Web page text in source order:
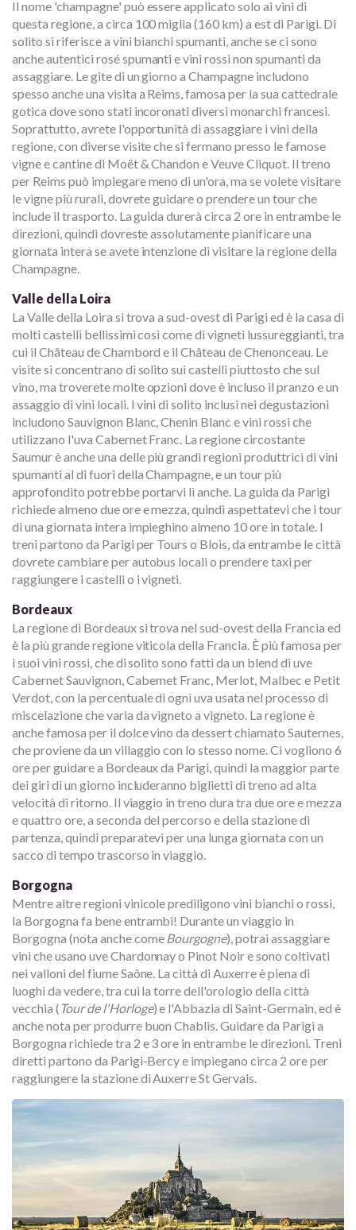
Il nome 'champagne' può essere applicato solo ai vini di
questa regione, a circa 100 miglia (160 km) a est di Parigi. Di
solito si riferisce a vini bianchi spumanti, anche se ci sono
anche autentici rosé spumanti e vini rossi non spumanti da
assaggiare. Le gite di un giorno a Champagne includono
spesso anche una visita a Reims, famosa per la sua cattedrale
gotica dove sono stati incoronati diversi monarchi francesi.
Soprattutto, avrete l'opportunità di assaggiare i vini della
regione, con diverse visite che si fermano presso le famose
vigne e cantine di Moët & Chandon e Veuve Cliquot. Il treno
per Reims può impiegare meno di un'ora, ma se volete visitare
le vigne più rurali, dovrete guidare o prendere un tour che
include il trasporto. La guida durerà circa 2 ore in entrambe le
direzioni, quindi dovreste assolutamente pianificare una
giornata intera se avete intenzione di visitare la regione della
Champagne.
Valle della Loira
La Valle della Loira si trova a sud-ovest di Parigi ed è la casa di
molti castelli bellissimi così come di vigneti lussureggianti, tra
cui il Château de Chambord e il Château de Chenonceau. Le
visite si concentrano di solito sui castelli piuttosto che sul
vino, ma troverete molte opzioni dove è incluso il pranzo e un
assaggio di vini locali. I vini di solito inclusi nei degustazioni
includono Sauvignon Blanc, Chenin Blanc e vini rossi che
utilizzano l'uva Cabernet Franc. La regione circostante
Saumur è anche una delle più grandi regioni produttrici di vini
spumanti al di fuori della Champagne, e un tour più
approfondito potrebbe portarvi lì anche. La guida da Parigi
richiede almeno due ore e mezza, quindi aspettatevi che i tour
di una giornata intera impieghino almeno 10 ore in totale. I
treni partono da Parigi per Tours o Blois, da entrambe le città
dovrete cambiare per autobus locali o prendere taxi per
raggiungere i castelli o i vigneti.
Bordeaux
La regione di Bordeaux si trova nel sud-ovest della Francia ed
è la più grande regione viticola della Francia. È più famosa per
i suoi vini rossi, che di solito sono fatti da un blend di uve
Cabernet Sauvignon, Cabernet Franc, Merlot, Malbec e Petit
Verdot, con la percentuale di ogni uva usata nel processo di
miscelazione che varia da vigneto a vigneto. La regione è
anche famosa per il dolce vino da dessert chiamato Sauternes,
che proviene da un villaggio con lo stesso nome. Ci vogliono 6
ore per guidare a Bordeaux da Parigi, quindi la maggior parte
dei giri di un giorno includeranno biglietti di treno ad alta
velocità di ritorno. Il viaggio in treno dura tra due ore e mezza
e quattro ore, a seconda del percorso e della stazione di
partenza, quindi preparatevi per una lunga giornata con un
sacco di tempo trascorso in viaggio.
Borgogna
Mentre altre regioni vinicole prediligono vini bianchi o rossi,
la Borgogna fa bene entrambi! Durante un viaggio in
Borgogna (nota anche comeBourgogne), potrai assaggiare
vini che usano uve Chardonnay o Pinot Noir e sono coltivati
nei valloni del fiume Saône. La città di Auxerre è piena di
luoghi da vedere, tra cui la torre dell'orologio della città
vecchia ( Tour de l'Horloge) e l'Abbazia di Saint-Germain, ed è
anche nota per produrre buon Chablis. Guidare da Parigi a
Borgogna richiede tra 2 e 3 ore in entrambe le direzioni. Treni
diretti partono da Parigi-Bercy e impiegano circa 2 ore per
raggiungere la stazione di Auxerre St Gervais.